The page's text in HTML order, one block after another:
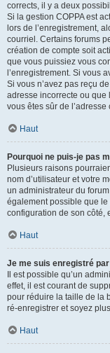
corrects, il y a deux
Si la gestion COPPA est
lors de l’enregistrement,
courriel. Certains forums
création de compte soit
que vous puissiez vous
l’enregistrement. Si vous
Si vous n’avez pas reçu
adresse incorrecte ou que
vous êtes sûr de
Haut
Pourquoi ne puis-je pas
Plusieurs raisons
nom d’utilisateur et votre
un administrateur du
également possible que
configuration de son côté,
Haut
Je me suis enregistré
Il est possible qu’un
effet, il est courant de
pour réduire la taille de la
ré-enregistrer et soyez
Haut